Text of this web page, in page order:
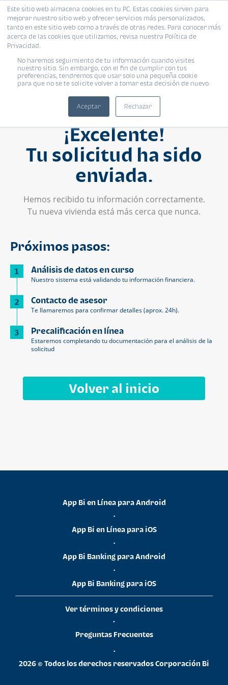
Este sitio web almacena cookies en tu PC. Estas cookies sirven para
mejorar nuestro sitio web y ofrecer servicios más personalizados,
tanto en este sitio web como a través de otras redes. Para conocer más
acerca de las cookies que utilizamos, revisa nuestra Política de
Privacidad.
No haremos seguimiento de tu información cuando visites
nuestro sitio. Sin embargo, con el fin de cumplir con tus
preferencias, tendremos que usar solo una pequeña cookie
para que no se te solicite volver a tomar esta decisión de nuevo.
Aceptar Rechazar
¡Excelente!
Tu solicitud ha sido
enviada.
Hemos recibido tu información correctamente.
Tu nueva vivienda está más cerca que nunca.
Próximos pasos:
1 Análisis de datos en curso
Nuestro sistema está validando tu información financiera.
2 Contacto de asesor
Te llamaremos para confirmar detalles (aprox. 24h).
3 Precalificación en línea
Estaremos completando tu documentación para el análisis de la
solicitud
Volver al inicio
App Bi en Línea para Android
•
App Bi en Línea para iOS
•
App Bi Banking para Android
•
App Bi Banking para iOS
Ver términos y condiciones
•
Preguntas Frecuentes
•
2026 © Todos los derechos reservados Corporación Bi